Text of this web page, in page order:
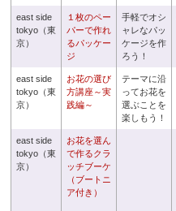
east side
tokyo（東
京）
１枚のペー
パーで作れ
るパッケー
ジ
手軽でオシ
ャレなパッ
ケージを作
ろう！
east side
tokyo（東
京）
お花の選び
方講座～実
践編～
テーマに沿
ってお花を
選ぶことを
楽しもう！
east side
tokyo（東
京）
お花を選ん
で作るクラ
ッチブーケ
（ブートニ
ア付き）